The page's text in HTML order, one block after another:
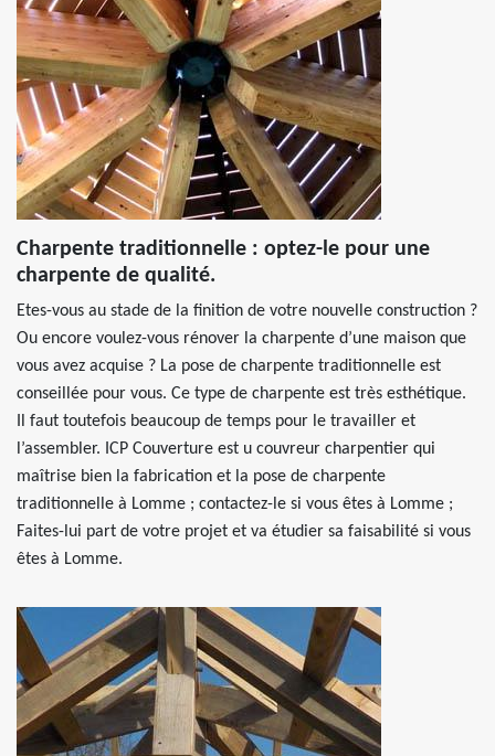
Charpente traditionnelle : optez-le pour une
charpente de qualité.
Etes-vous au stade de la finition de votre nouvelle construction ?
Ou encore voulez-vous rénover la charpente d’une maison que
vous avez acquise ? La pose de charpente traditionnelle est
conseillée pour vous. Ce type de charpente est très esthétique.
Il faut toutefois beaucoup de temps pour le travailler et
l’assembler. ICP Couverture est u couvreur charpentier qui
maîtrise bien la fabrication et la pose de charpente
traditionnelle à Lomme ; contactez-le si vous êtes à Lomme ;
Faites-lui part de votre projet et va étudier sa faisabilité si vous
êtes à Lomme.